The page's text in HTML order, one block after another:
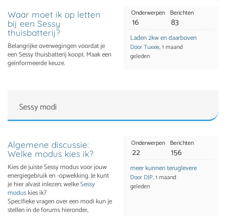
Waar moet ik op letten
bij een Sessy
thuisbatterij?
Belangrijke overwegingen voordat je
een Sessy thuisbatterij koopt. Maak een
geïnformeerde keuze.
Onderwerpen
16
Berichten
83
Laden 2kw en daarboven?
Door Tuxxie, 1 maand
geleden
Sessy modi
Algemene discussie:
Welke modus kies ik?
Kies de juiste Sessy modus voor jouw
energiegebruik en -opwekking. Je kunt
je hier alvast inlezen; welkeSessy
moduskies ik?
Specifieke vragen over een modi kun je
stellen in de forums hieronder,
Onderwerpen
22
Berichten
156
meer kunnen terugleveren bij
Door DJP, 1 maand
geleden